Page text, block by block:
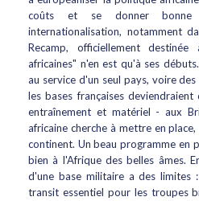
coûts et se donner bonne
internationalisation, notamment
Recamp, officiellement
africaines" n'en est qu'à ses
au service d'un seul pays, voire
les bases françaises
entraînement et matériel - aux
africaine cherche à mettre en
continent. Un beau programme en
bien à l'Afrique des belles âmes.
d'une base militaire a des
transit essentiel pour les troupes